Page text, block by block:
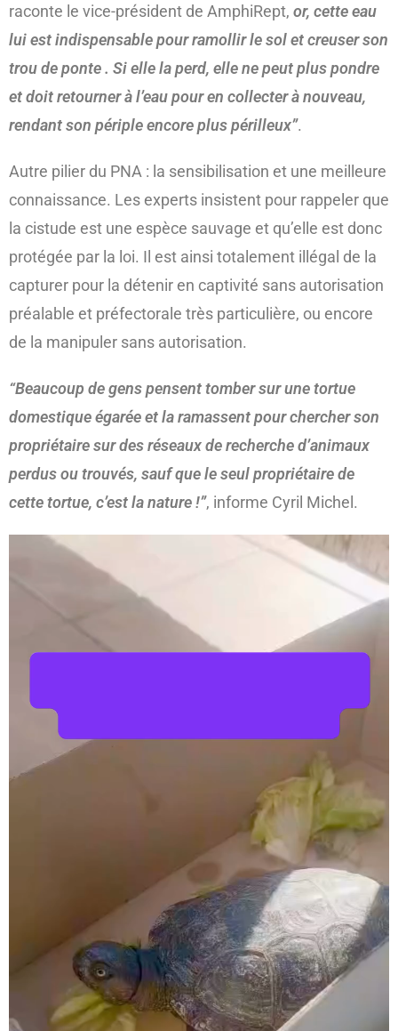
raconte le vice-président de AmphiRept, or, cette eau
lui est indispensable pour ramollir le sol et creuser son
trou de ponte . Si elle la perd, elle ne peut plus pondre
et doit retourner à l’eau pour en collecter à nouveau,
rendant son périple encore plus périlleux”.
Autre pilier du PNA : la sensibilisation et une meilleure
connaissance. Les experts insistent pour rappeler que
la cistude est une espèce sauvage et qu’elle est donc
protégée par la loi. Il est ainsi totalement illégal de la
capturer pour la détenir en captivité sans autorisation
préalable et préfectorale très particulière, ou encore
de la manipuler sans autorisation.
“Beaucoup de gens pensent tomber sur une tortue
domestique égarée et la ramassent pour chercher son
propriétaire sur des réseaux de recherche d’animaux
perdus ou trouvés, sauf que le seul propriétaire de
cette tortue, c’est la nature !”, informe Cyril Michel.